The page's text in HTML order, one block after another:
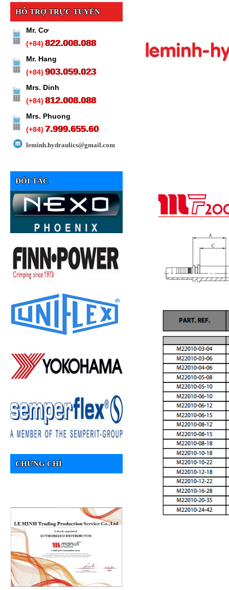
HỖ TRỢ TRỰC TUYẾN
Mr. Cơ
(+84)822.008.088
Mr. Hang
(+84)903.059.023
Mrs. Dinh
(+84)812.008.088
Mrs. Phuong
(+84)7.999.655.60
leminh.hydraulics@gmail.com
ĐỐI TÁC
CHỨNG CHỈ